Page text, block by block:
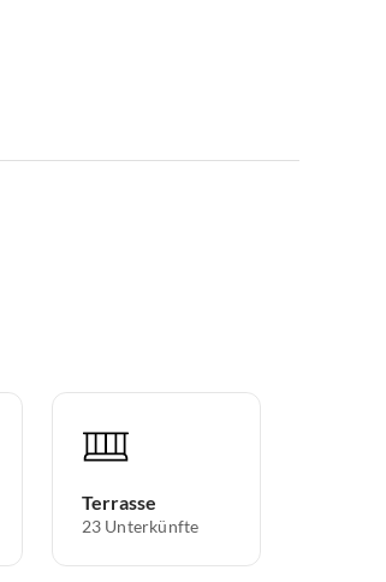
Terrasse
23 Unterkünfte